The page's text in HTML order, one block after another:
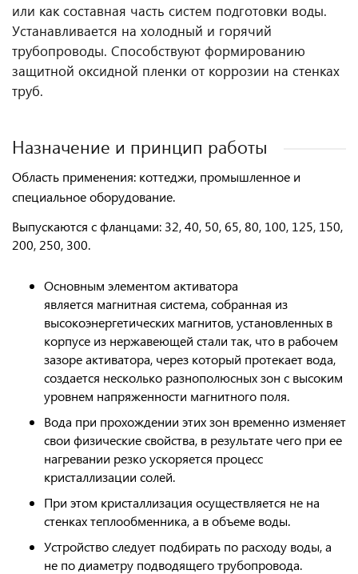
или как составная часть систем подготовки воды.
Устанавливается на холодный и горячий
трубопроводы. Способствуют формированию
защитной оксидной пленки от коррозии на стенках
труб.
Назначение и принцип работы
Область применения: коттеджи, промышленное и
специальное оборудование.
Выпускаются с фланцами: 32, 40, 50, 65, 80, 100, 125, 150,
200, 250, 300.
Основным элементом активатора
является магнитная система, собранная из
высокоэнергетических магнитов, установленных в
корпусе из нержавеющей стали так, что в рабочем
зазоре активатора, через который протекает вода,
создается несколько разнополюсных зон с высоким
уровнем напряженности магнитного поля.
Вода при прохождении этих зон временно изменяет
свои физические свойства, в результате чего при ее
нагревании резко ускоряется процесс
кристаллизации солей.
При этом кристаллизация осуществляется не на
стенках теплообменника, а в объеме воды.
Устройство следует подбирать по расходу воды, а
не по диаметру подводящего трубопровода.